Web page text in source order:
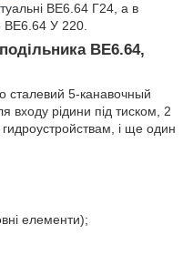
ВЕ6.64 Г24, а в
ВЕ6.64 У 220.
ВЕ6.64,
сталевий 5-канавочный
входу рідини під тиском, 2
і ще один
елементи);